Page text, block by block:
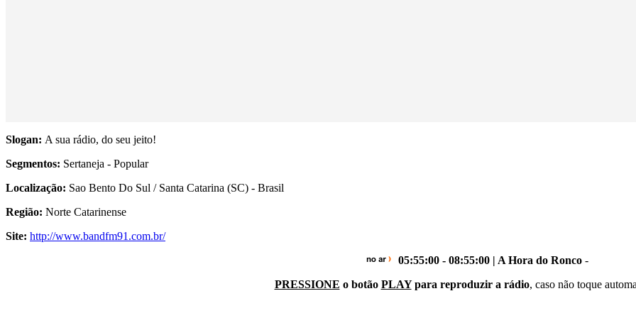
Slogan: A sua rádio, do seu jeito!
Segmentos: Sertaneja - Popular
Localização: Sao Bento Do Sul / Santa Catarina (SC) - Brasil
Região: Norte Catarinense
Site: http://www.bandfm91.com.br/
05:55:00 - 08:55:00 | A Hora do Ronco -
PRESSIONE o botão PLAYpara reproduzir a rádio, caso não toque